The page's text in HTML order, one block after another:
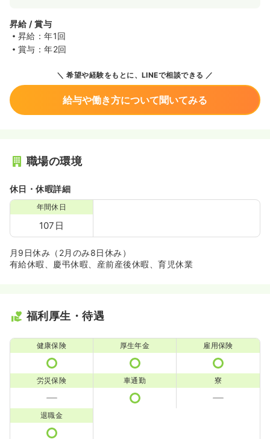
昇給 / 賞与
昇給：年1回
賞与：年2回
希望や経験をもとに、LINEで相談できる
給与や働き方について聞いてみる
職場の環境
休日・休暇詳細
年間休日
107日
月9日休み（2月のみ8日休み）
有給休暇、慶弔休暇、産前産後休暇、育児休業
福利厚生・待遇
健康保険 厚生年金 雇用保険
労災保険 車通勤 寮
退職金